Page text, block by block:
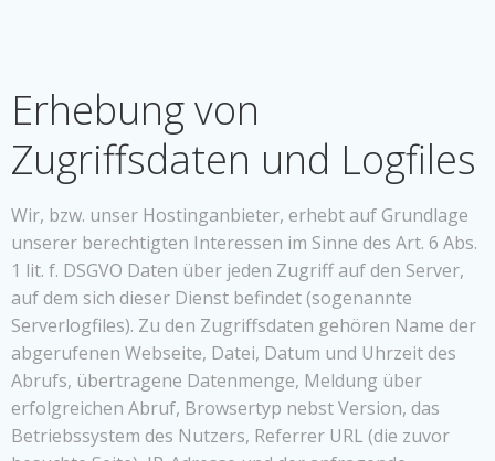
Erhebung von
Zugriffsdaten und Logfiles
Wir, bzw. unser Hostinganbieter, erhebt auf Grundlage
unserer berechtigten Interessen im Sinne des Art. 6 Abs.
1 lit. f. DSGVO Daten über jeden Zugriff auf den Server,
auf dem sich dieser Dienst befindet (sogenannte
Serverlogfiles). Zu den Zugriffsdaten gehören Name der
abgerufenen Webseite, Datei, Datum und Uhrzeit des
Abrufs, übertragene Datenmenge, Meldung über
erfolgreichen Abruf, Browsertyp nebst Version, das
Betriebssystem des Nutzers, Referrer URL (die zuvor